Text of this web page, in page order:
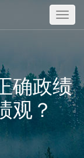
确政绩
观？